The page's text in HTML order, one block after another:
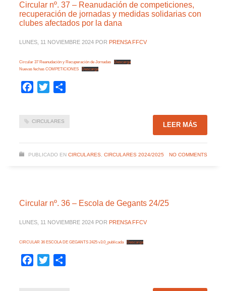
Circular nº. 37 – Reanudación de competiciones,
recuperación de jornadas y medidas solidarias con
clubes afectados por la dana
LUNES, 11 NOVIEMBRE 2024 POR PRENSA FFCV
Circular 37 Reanudación y Recuperación de Jornadas
Descarga
Nuevas fechas COMPETICIONES
Descarga
Facebook
Twitter
CIRCULARES LEER MÁS
PUBLICADO EN CIRCULARES, CIRCULARES 2024/2025 NO COMMENTS
Circular nº. 36 – Escola de Gegants 24/25
LUNES, 11 NOVIEMBRE 2024 POR PRENSA FFCV
CIRCULAR 36 ESCOLA DE GEGANTS 2425 v3.0_publicada Descarga
Facebook
Twitter